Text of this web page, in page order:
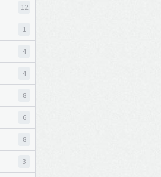
12
1
4
4
8
6
8
3